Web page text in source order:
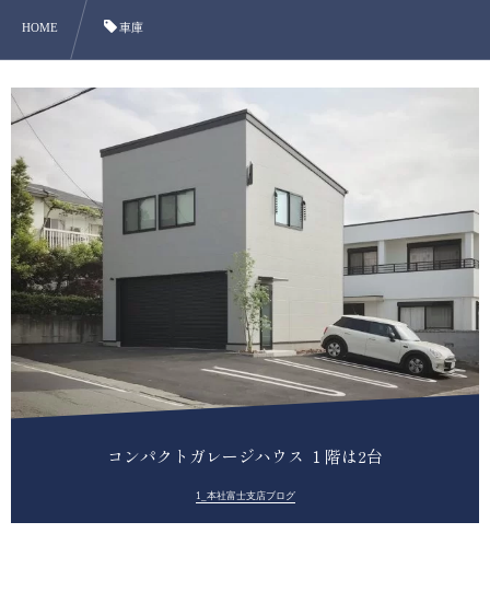
HOME 車庫
コンパクトガレージハウス １階は2台
1_本社富士支店ブログ